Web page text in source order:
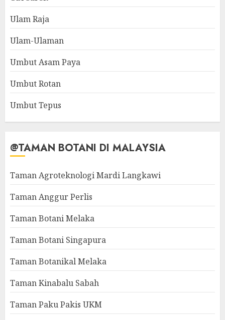
Ulam Raja
Ulam-Ulaman
Umbut Asam Paya
Umbut Rotan
Umbut Tepus
@TAMAN BOTANI DI MALAYSIA
Taman Agroteknologi Mardi Langkawi
Taman Anggur Perlis
Taman Botani Melaka
Taman Botani Singapura
Taman Botanikal Melaka
Taman Kinabalu Sabah
Taman Paku Pakis UKM